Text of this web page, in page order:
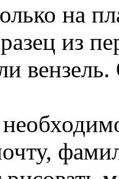
на
из